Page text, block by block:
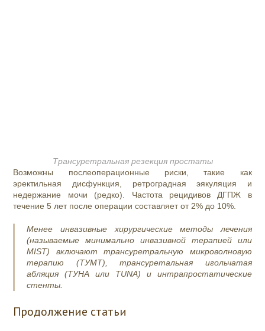
Трансуретральная резекция простаты
Возможны послеоперационные риски, такие как
эректильная дисфункция, ретроградная эякуляция и
недержание мочи (редко). Частота рецидивов ДГПЖ в
течение 5 лет после операции составляет от 2% до 10%.
Менее инвазивные хирургические методы лечения
(называемые минимально инвазивной терапией или
MIST) включают трансуретральную микроволновую
терапию (ТУМТ), трансуретальная игольчатая
абляция (ТУНА или TUNA) и интрапростатические
стенты.
Продолжение статьи